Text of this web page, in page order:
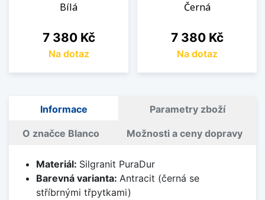
Bílá
Cena
7 380 Kč
Na dotaz
Černá
Cena
7 380 Kč
Na dotaz
Informace Parametry zboží
O značce Blanco Možnosti a ceny dopravy
Materiál: Silgranit PuraDur
Barevná varianta: Antracit (černá se
stříbrnými třpytkami)